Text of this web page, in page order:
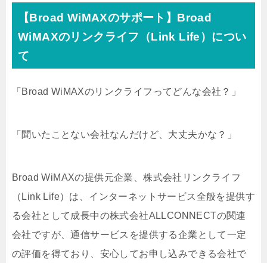
【Broad WiMAXのサポート】Broad
WiMAXのリンクライフ（Link Life）につい
て
「Broad WiMAXのリンクライフってどんな会社？」
「聞いたことない会社なんだけど、大丈夫かな？」
Broad WiMAXの提供元企業、株式会社リンクライフ
（Link Life）は、インターネットサービス全般を提供す
る会社として成長中の株式会社ALLCONNECTの関連
会社ですが、通信サービスを提供する企業として一定
の評価を得ており、安心してお申し込みできる会社で